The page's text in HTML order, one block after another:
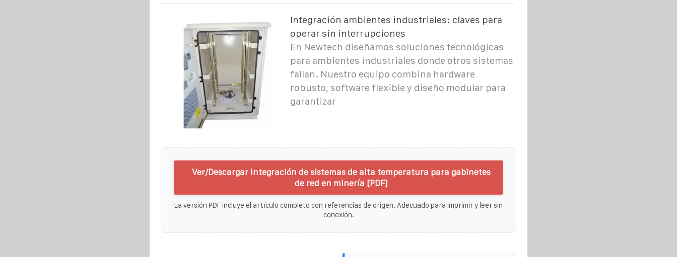
Integración ambientes industriales: claves para
operar sin interrupciones
En Newtech diseñamos soluciones tecnológicas
para ambientes industriales donde otros sistemas
fallan. Nuestro equipo combina hardware
robusto, software flexible y diseño modular para
garantizar
Ver/Descargar Integración de sistemas de alta temperatura para gabinetes
de red en minería [PDF]
La versión PDF incluye el artículo completo con referencias de origen. Adecuado para imprimir y leer sin
conexión.